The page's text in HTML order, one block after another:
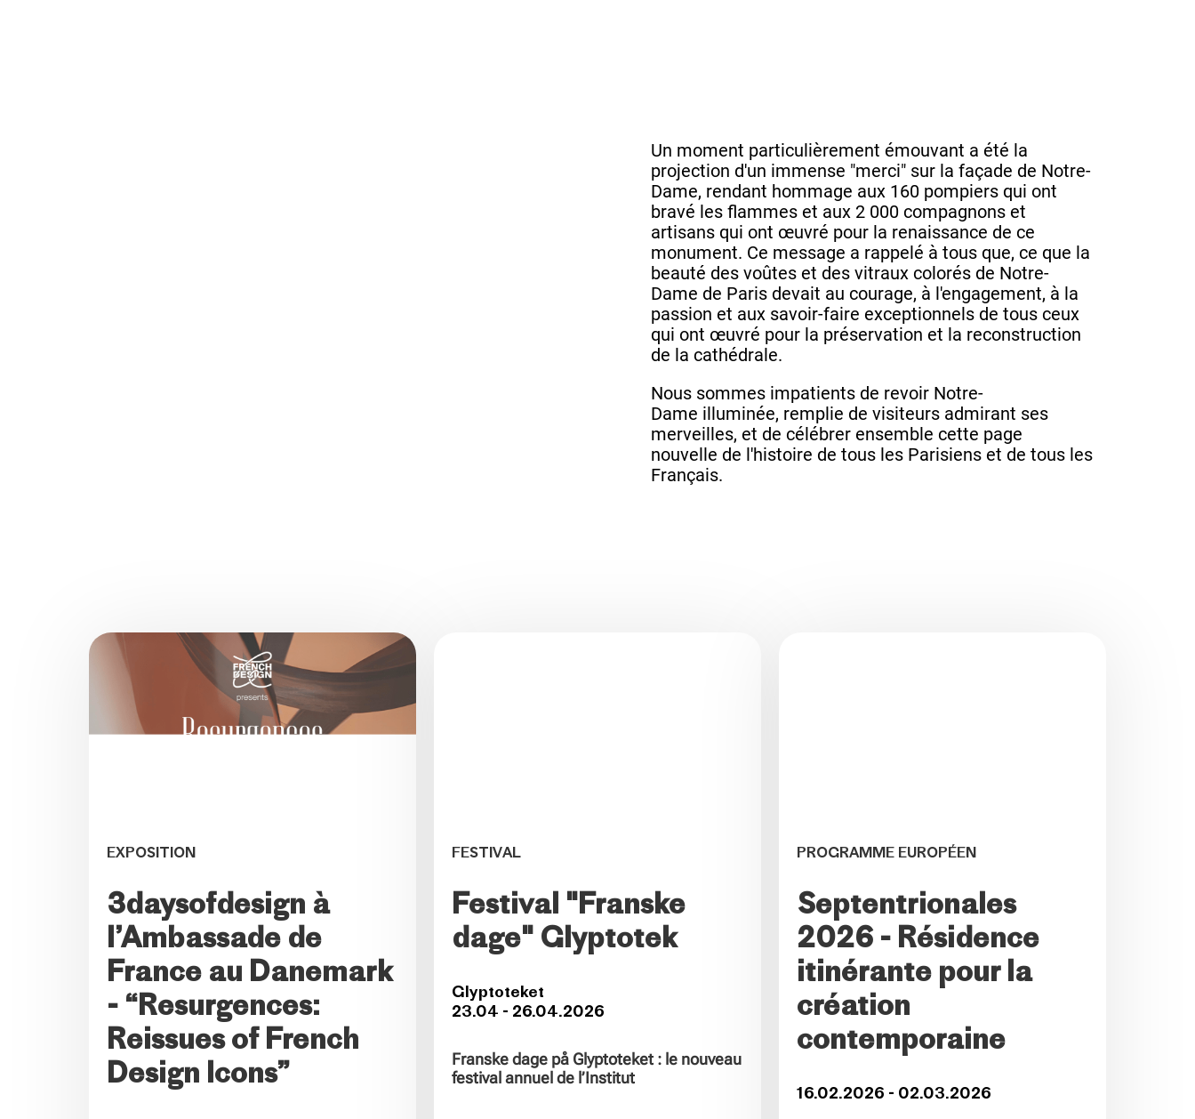
Un moment particulièrement émouvant a été la
projection d'un immense "merci" sur la façade de Notre-
Dame, rendant hommage aux 160 pompiers qui ont
bravé les flammes et aux 2 000 compagnons et
artisans qui ont œuvré pour la renaissance de ce
monument. Ce message a rappelé à tous que, ce que la
beauté des voûtes et des vitraux colorés de Notre-
Dame de Paris devait au courage, à l'engagement, à la
passion et aux savoir-faire exceptionnels de tous ceux
qui ont œuvré pour la préservation et la reconstruction
de la cathédrale.
Nous sommes impatients de revoir Notre-
Dame illuminée, remplie de visiteurs admirant ses
merveilles, et de célébrer ensemble cette page
nouvelle de l'histoire de tous les Parisiens et de tous les
Français.
EXPOSITION
3daysofdesign à
l’Ambassade de
France au Danemark
- “Resurgences:
Reissues of French
Design Icons”
FESTIVAL
Festival "Franske
dage" Glyptotek
Glyptoteket
23.04 - 26.04.2026
Franske dage på Glyptoteket : le nouveau
festival annuel de l’Institut
PROGRAMME EUROPÉEN
Septentrionales
2026 - Résidence
itinérante pour la
création
contemporaine
16.02.2026 - 02.03.2026